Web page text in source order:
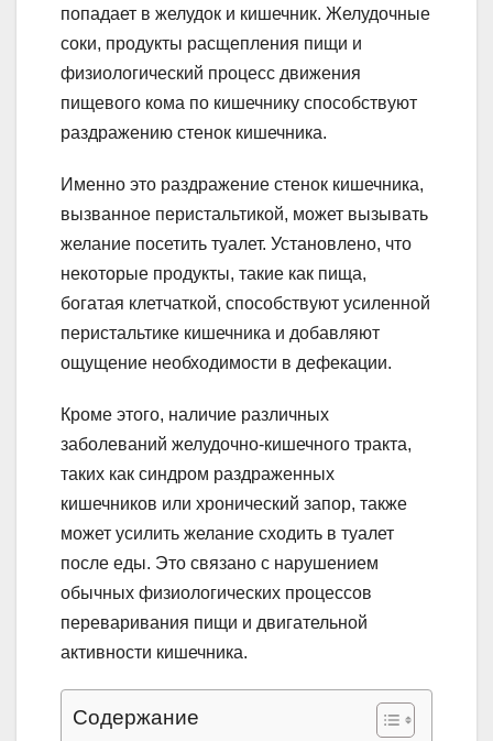
попадает в желудок и кишечник. Желудочные
соки, продукты расщепления пищи и
физиологический процесс движения
пищевого кома по кишечнику способствуют
раздражению стенок кишечника.
Именно это раздражение стенок кишечника,
вызванное перистальтикой, может вызывать
желание посетить туалет. Установлено, что
некоторые продукты, такие как пища,
богатая клетчаткой, способствуют усиленной
перистальтике кишечника и добавляют
ощущение необходимости в дефекации.
Кроме этого, наличие различных
заболеваний желудочно-кишечного тракта,
таких как синдром раздраженных
кишечников или хронический запор, также
может усилить желание сходить в туалет
после еды. Это связано с нарушением
обычных физиологических процессов
переваривания пищи и двигательной
активности кишечника.
Содержание